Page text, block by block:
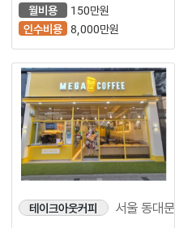
월비용
150만원
인수비용 8,000만원
테이크아웃커피 서울 동대문구